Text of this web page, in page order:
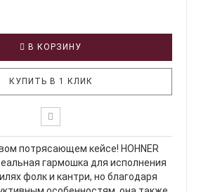
В КОРЗИНУ
КУПИТЬ В 1 КЛИК
потрясающем кейсе! HOHNER
гармошка для исполнения
фолк и кантри, но благодаря